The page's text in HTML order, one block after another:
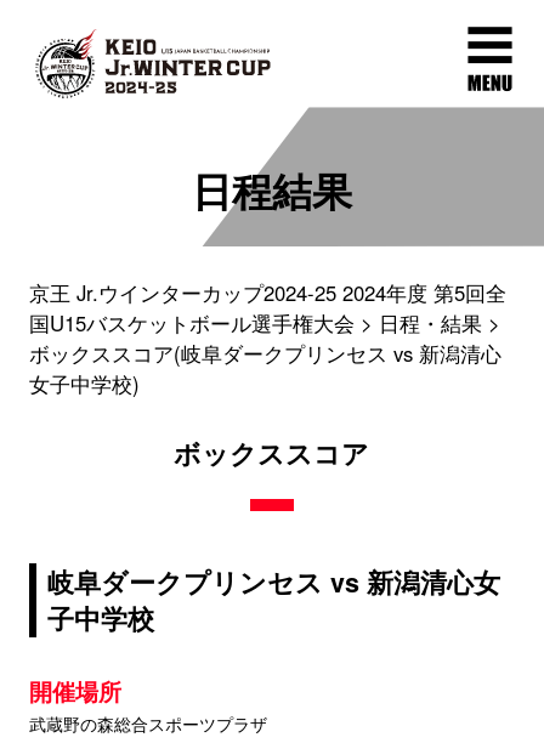
日程結果
京王 Jr.ウインターカップ2024-25 2024年度 第5回全
国U15バスケットボール選手権大会
日程・結果
ボックススコア(岐阜ダークプリンセス vs 新潟清心
女子中学校)
ボックススコア
岐阜ダークプリンセス vs 新潟清心女
子中学校
開催場所
武蔵野の森総合スポーツプラザ